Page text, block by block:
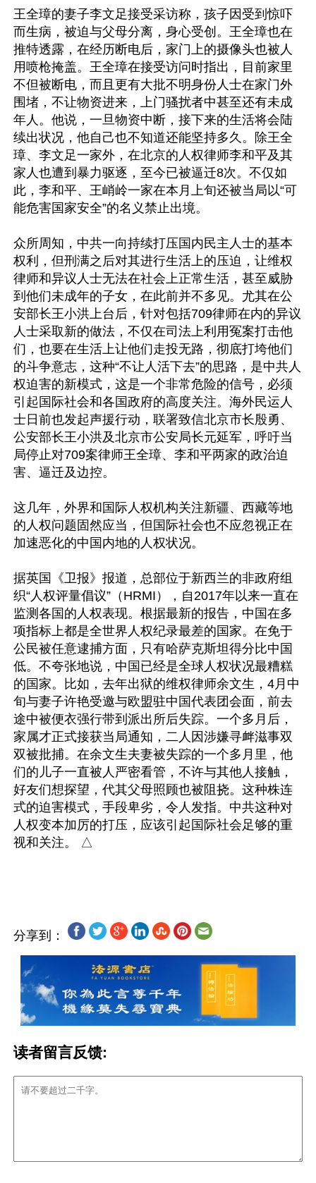
王全璋的妻子李文足接受采访称，孩子因受到惊吓
而生病，被迫与父母分离，身心受创。王全璋也在
推特透露，在经历断电后，家门上的摄像头也被人
用喷枪掩盖。王全璋在接受访问时指出，目前家里
不但被断电，而且更有大批不明身份人士在家门外
围堵，不让物资进来，上门骚扰者中甚至还有未成
年人。他说，一旦物资中断，接下来的生活将会陆
续出状况，他自己也不知道还能坚持多久。除王全
璋、李文足一家外，在北京的人权律师李和平及其
家人也遭到暴力驱逐，至今已被逼迁8次。不仅如
此，李和平、王峭岭一家在本月上旬还被当局以“可
能危害国家安全”的名义禁止出境。
众所周知，中共一向持续打压国内民主人士的基本
权利，但刑满之后对其进行生活上的压迫，让维权
律师和异议人士无法在社会上正常生活，甚至威胁
到他们未成年的子女，在此前并不多见。尤其在公
安部长王小洪上台后，针对包括709律师在内的异议
人士采取新的做法，不仅在司法上利用冤案打击他
们，也要在生活上让他们走投无路，彻底打垮他们
的斗争意志，这种“不让人活下去”的思路，是中共人
权迫害的新模式，这是一个非常危险的信号，必须
引起国际社会和各国政府的高度关注。海外民运人
士日前也发起声援行动，联署致信北京市长殷勇、
公安部长王小洪及北京市公安局长元延军，呼吁当
局停止对709案律师王全璋、李和平两家的政治迫
害、逼迁及边控。
这几年，外界和国际人权机构关注新疆、西藏等地
的人权问题固然应当，但国际社会也不应忽视正在
加速恶化的中国内地的人权状况。
据英国《卫报》报道，总部位于新西兰的非政府组
织“人权评量倡议”（HRMI），自2017年以来一直在
监测各国的人权表现。根据最新的报告，中国在多
项指标上都是全世界人权纪录最差的国家。在免于
公民被任意逮捕方面，只有哈萨克斯坦得分比中国
低。不夸张地说，中国已经是全球人权状况最糟糕
的国家。比如，去年出狱的维权律师余文生，4月中
旬与妻子许艳受邀与欧盟驻中国代表团会面，前去
途中被便衣强行带到派出所后失踪。一个多月后，
家属才正式接获当局通知，二人因涉嫌寻衅滋事双
双被批捕。在余文生夫妻被失踪的一个多月里，他
们的儿子一直被人严密看管，不许与其他人接触，
好友们想探望，代其父母照顾也被阻挠。这种株连
式的迫害模式，手段卑劣，令人发指。中共这种对
人权变本加厉的打压，应该引起国际社会足够的重
视和关注。 △
分享到：
读者留言反馈: